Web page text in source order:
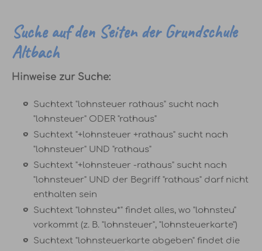
Suche auf den Seiten der Grundschule
Altbach
Hinweise zur Suche:
Suchtext "lohnsteuer rathaus" sucht nach
"lohnsteuer" ODER "rathaus"
Suchtext "+lohnsteuer +rathaus" sucht nach
"lohnsteuer" UND "rathaus"
Suchtext "+lohnsteuer -rathaus" sucht nach
"lohnsteuer" UND der Begriff "rathaus" darf nicht
enthalten sein
Suchtext "lohnsteu*" findet alles, wo "lohnsteu"
vorkommt (z. B. "lohnsteuer", "lohnsteuerkarte")
Suchtext "lohnsteuerkarte abgeben" findet die